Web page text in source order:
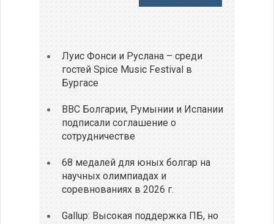
Луис Фонси и Руслана – среди
гостей Spice Music Festival в
Бургасе
ВВС Болгарии, Румынии и Испании
подписали соглашение о
сотрудничестве
68 медалей для юных болгар на
научных олимпиадах и
соревнованиях в 2026 г.
Gallup: Высокая поддержка ПБ, но